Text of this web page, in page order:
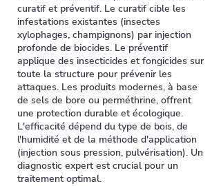
curatif et préventif. Le curatif cible les
infestations existantes (insectes
xylophages, champignons) par injection
profonde de biocides. Le préventif
applique des insecticides et fongicides sur
toute la structure pour prévenir les
attaques. Les produits modernes, à base
de sels de bore ou perméthrine, offrent
une protection durable et écologique.
L'efficacité dépend du type de bois, de
l'humidité et de la méthode d'application
(injection sous pression, pulvérisation). Un
diagnostic expert est crucial pour un
traitement optimal.